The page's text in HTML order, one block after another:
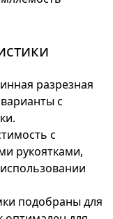
разрезная
с
с
рукоятками,
подобраны для